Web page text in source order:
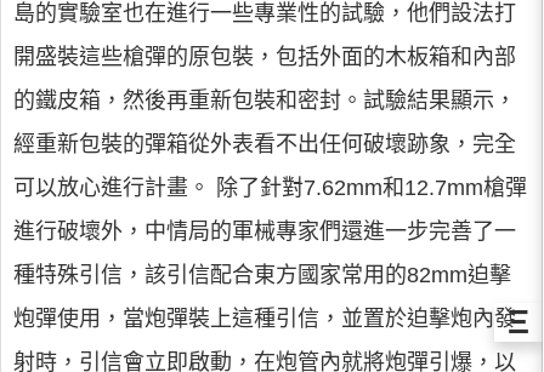
島的實驗室也在進行一些專業性的試驗，他們設法打
開盛裝這些槍彈的原包裝，包括外面的木板箱和內部
的鐵皮箱，然後再重新包裝和密封。試驗結果顯示，
經重新包裝的彈箱從外表看不出任何破壞跡象，完全
可以放心進行計畫。 除了針對7.62mm和12.7mm槍彈
進行破壞外，中情局的軍械專家們還進一步完善了一
種特殊引信，該引信配合東方國家常用的82mm迫擊
炮彈使用，當炮彈裝上這種引信，並置於迫擊炮內發
射時，引信會立即啟動，在炮管內就將炮彈引爆，以
Ξ